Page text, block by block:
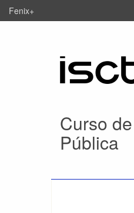
Fenix+
Curso
Pública